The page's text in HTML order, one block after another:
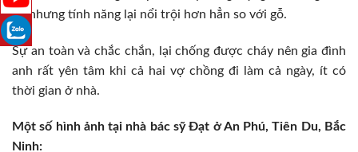
gỗ nhưng tính năng lại nổi trội hơn hẳn so với gỗ.
Sự an toàn và chắc chắn, lại chống được cháy nên gia đình
anh rất yên tâm khi cả hai vợ chồng đi làm cả ngày, ít có
thời gian ở nhà.
Một số hình ảnh tại nhà bác sỹ Đạt ở An Phú, Tiên Du, Bắc
Ninh: